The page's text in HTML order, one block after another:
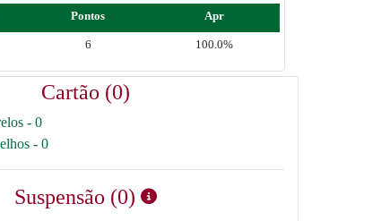
Pontos Apr
6 100.0%
Cartão (0)
- 0
- 0
Suspensão (0)